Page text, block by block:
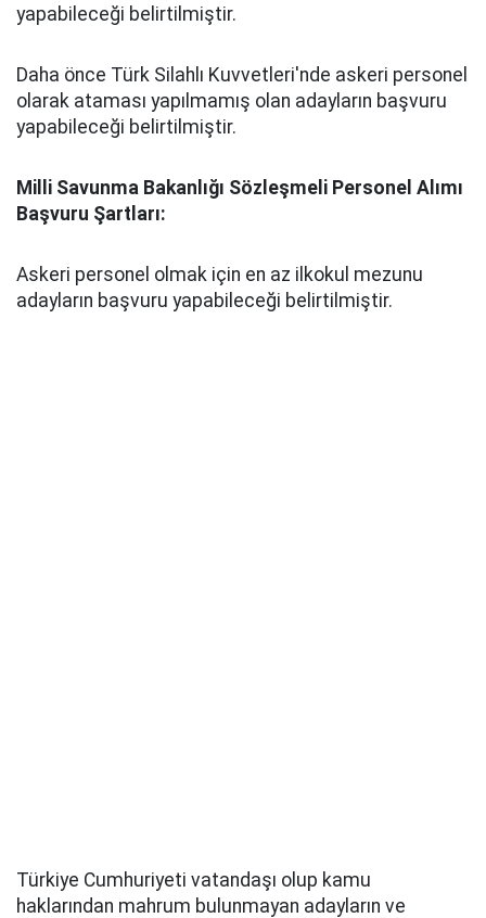
yapabileceği belirtilmiştir.
Daha önce Türk Silahlı Kuvvetleri'nde askeri personel
olarak ataması yapılmamış olan adayların başvuru
yapabileceği belirtilmiştir.
Milli Savunma Bakanlığı Sözleşmeli Personel Alımı
Başvuru Şartları:
Askeri personel olmak için en az ilkokul mezunu
adayların başvuru yapabileceği belirtilmiştir.
Türkiye Cumhuriyeti vatandaşı olup kamu
haklarından mahrum bulunmayan adayların ve